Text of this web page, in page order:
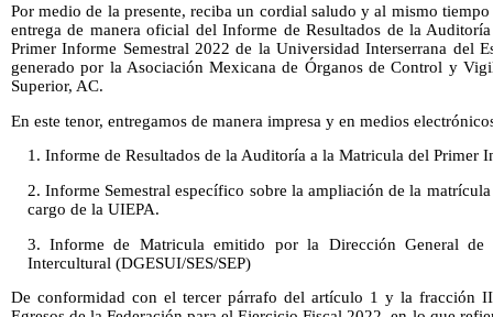
Por medio de la presente, reciba un cordial saludo y al mismo
entrega de manera oficial del Informe de Resultados de la
Primer Informe Semestral 2022 de la Universidad Interserrana del
generado por la Asociación Mexicana de Órganos de Control y
Superior, AC.
En este tenor, entregamos de manera impresa y en medios
1. Informe de Resultados de la Auditoría a la Matricula del Primer
2. Informe Semestral específico sobre la ampliación de la
cargo de la UIEPA.
3. Informe de Matricula emitido por la Dirección General de
Intercultural (DGESUI/SES/SEP)
De conformidad con el tercer párrafo del artículo 1 y la fracción